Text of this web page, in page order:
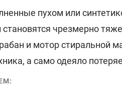
пухом или
чрезмерно
и мотор стиральной
а само одеяло